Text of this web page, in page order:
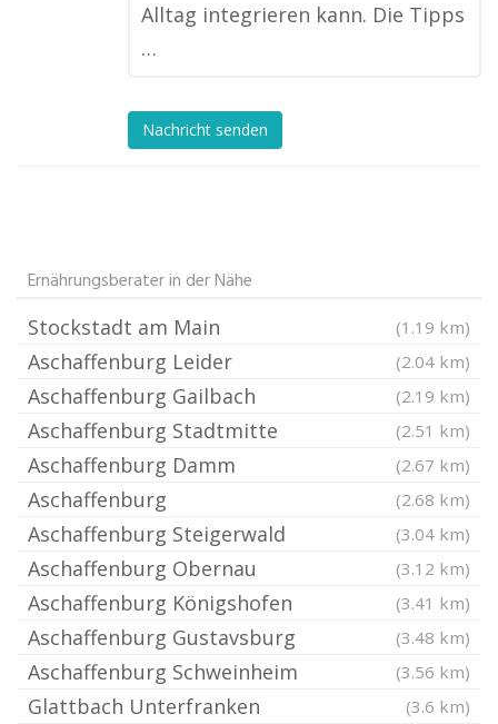
Alltag integrieren kann. Die Tipps
…
Nachricht senden
Ernährungsberater in der Nähe
Stockstadt am Main (1.19 km)
Aschaffenburg Leider (2.04 km)
Aschaffenburg Gailbach (2.19 km)
Aschaffenburg Stadtmitte (2.51 km)
Aschaffenburg Damm (2.67 km)
Aschaffenburg (2.68 km)
Aschaffenburg Steigerwald (3.04 km)
Aschaffenburg Obernau (3.12 km)
Aschaffenburg Königshofen (3.41 km)
Aschaffenburg Gustavsburg (3.48 km)
Aschaffenburg Schweinheim (3.56 km)
Glattbach Unterfranken (3.6 km)